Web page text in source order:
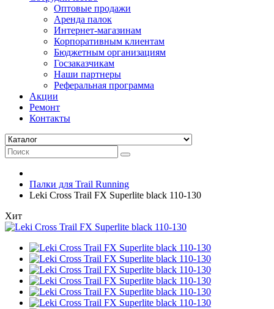
Оптовые продажи
Аренда палок
Интернет-магазинам
Корпоративным клиентам
Бюджетным организациям
Госзаказчикам
Наши партнеры
Реферальная программа
Акции
Ремонт
Контакты
Палки для Trail Running
Leki Cross Trail FX Superlite black 110-130
Хит